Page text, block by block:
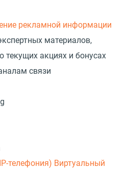
рекламной информации
материалов,
текущих акциях и бонусах
связи
телефония) Виртуальный